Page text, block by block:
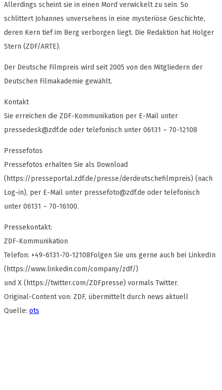
Allerdings scheint sie in einen Mord verwickelt zu sein. So
schlittert Johannes unversehens in eine mysteriöse Geschichte,
deren Kern tief im Berg verborgen liegt. Die Redaktion hat Holger
Stern (ZDF/ARTE).
Der Deutsche Filmpreis wird seit 2005 von den Mitgliedern der
Deutschen Filmakademie gewählt.
Kontakt
Sie erreichen die ZDF-Kommunikation per E-Mail unter
pressedesk@zdf.de oder telefonisch unter 06131 – 70-12108
Pressefotos
Pressefotos erhalten Sie als Download
(https://presseportal.zdf.de/presse/derdeutschefilmpreis) (nach
Log-in), per E-Mail unter pressefoto@zdf.de oder telefonisch
unter 06131 – 70-16100.
Pressekontakt:
ZDF-Kommunikation
Telefon: +49-6131-70-12108Folgen Sie uns gerne auch bei LinkedIn
(https://www.linkedin.com/company/zdf/)
und X (https://twitter.com/ZDFpresse) vormals Twitter.
Original-Content von: ZDF, übermittelt durch news aktuell
Quelle: ots